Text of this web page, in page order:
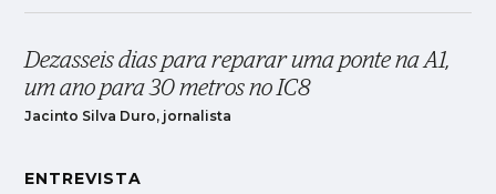
Dezasseis dias para reparar uma ponte na A1,
um ano para 30 metros no IC8
Jacinto Silva Duro, jornalista
ENTREVISTA